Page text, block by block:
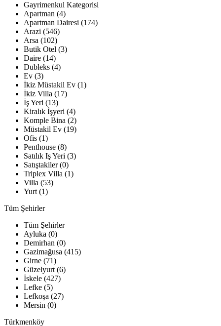
Gayrimenkul Kategorisi
Apartman (4)
Apartman Dairesi (174)
Arazi (546)
Arsa (102)
Butik Otel (3)
Daire (14)
Dubleks (4)
Ev (3)
İkiz Müstakil Ev (1)
İkiz Villa (17)
İş Yeri (13)
Kiralık İşyeri (4)
Komple Bina (2)
Müstakil Ev (19)
Ofis (1)
Penthouse (8)
Satılık Iş Yeri (3)
Satıştakiler (0)
Triplex Villa (1)
Villa (53)
Yurt (1)
Tüm Şehirler
Tüm Şehirler
Ayluka (0)
Demirhan (0)
Gazimağusa (415)
Girne (71)
Güzelyurt (6)
İskele (427)
Lefke (5)
Lefkoşa (27)
Mersin (0)
Türkmenköy